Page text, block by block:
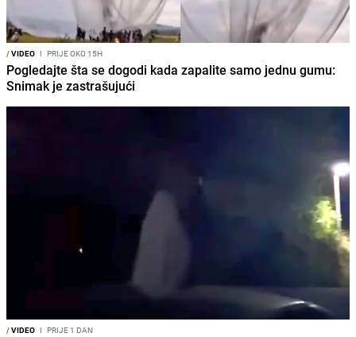
/VIDEO I PRIJE OKO 15H
Pogledajte šta se dogodi kada zapalite samo jednu gumu:
Snimak je zastrašujući
/VIDEO I PRIJE 1 DAN